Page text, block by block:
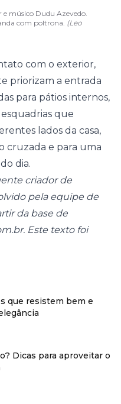
e músico Dudu Azevedo.
com poltrona. (Leo
com o exterior,
priorizam a entrada
para pátios internos,
que
lados da casa,
cruzada e para uma
dia.
criador de
pela equipe de
da base de
Este texto foi
que resistem bem e
Dicas para aproveitar o